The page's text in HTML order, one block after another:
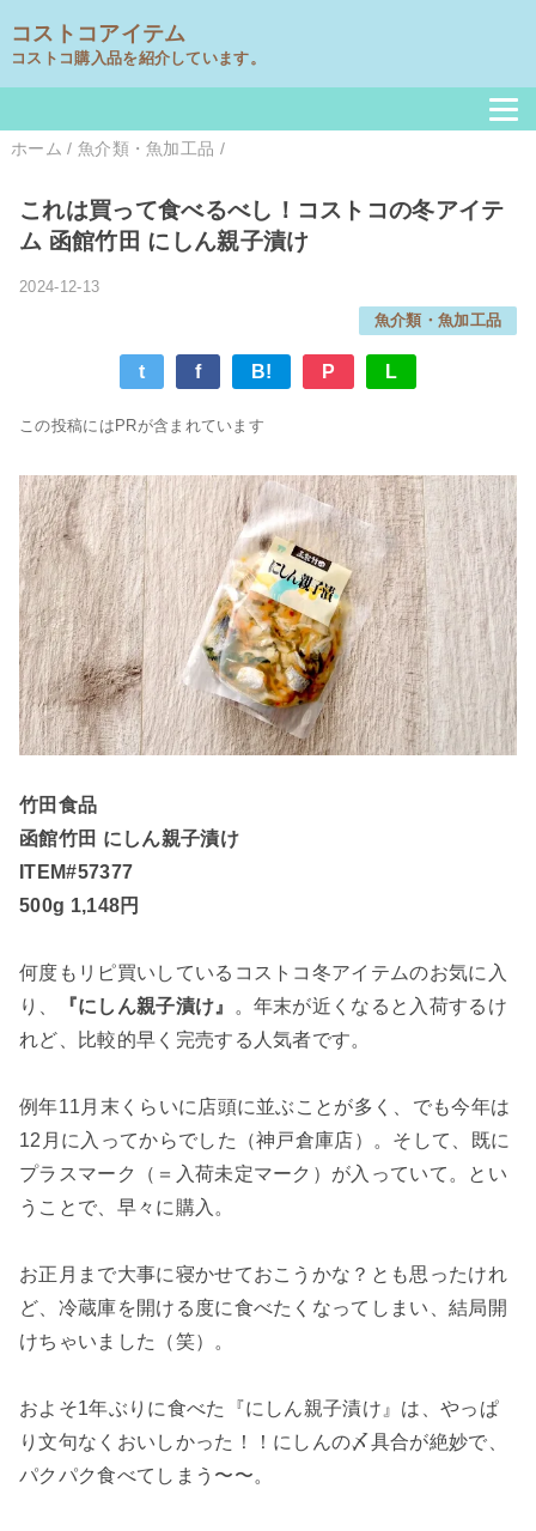
コストコアイテム
コストコ購入品を紹介しています。
ホーム / 魚介類・魚加工品 /
これは買って食べるべし！コストコの冬アイテ
ム 函館竹田 にしん親子漬け
2024-12-13
魚介類・魚加工品
t f B! P L
この投稿にはPRが含まれています
竹田食品
函館竹田 にしん親子漬け
ITEM#57377
500g 1,148円
何度もリピ買いしているコストコ冬アイテムのお気に入
り、
『にしん親子漬け』 。年末が近くなると入荷するけ
れど、比較的早く完売する人気者です。
例年11月末くらいに店頭に並ぶことが多く、でも今年は
12月に入ってからでした（神戸倉庫店）。そして、既に
プラスマーク（＝入荷未定マーク）が入っていて。とい
うことで、早々に購入。
お正月まで大事に寝かせておこうかな？とも思ったけれ
ど、冷蔵庫を開ける度に食べたくなってしまい、結局開
けちゃいました（笑）。
およそ1年ぶりに食べた『にしん親子漬け』は、やっぱ
り文句なくおいしかった！！にしんの〆具合が絶妙で、
パクパク食べてしまう〜〜。